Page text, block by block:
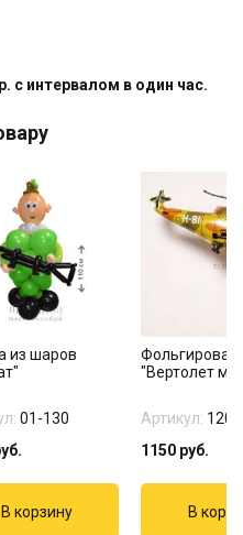
с интервалом в один час.
из шаров
01-130
"Вертолет
Артикул:
1150 руб.